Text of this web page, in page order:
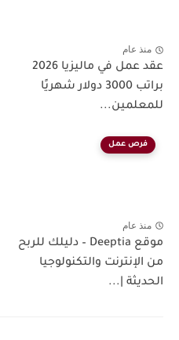
منذ عام
عقد عمل في ماليزيا 2026
براتب 3000 دولار شهريًا
للمعلمين...
فرص عمل
منذ عام
موقع Deeptia – دليلك للربح
من الإنترنت والتكنولوجيا
الحديثة |...